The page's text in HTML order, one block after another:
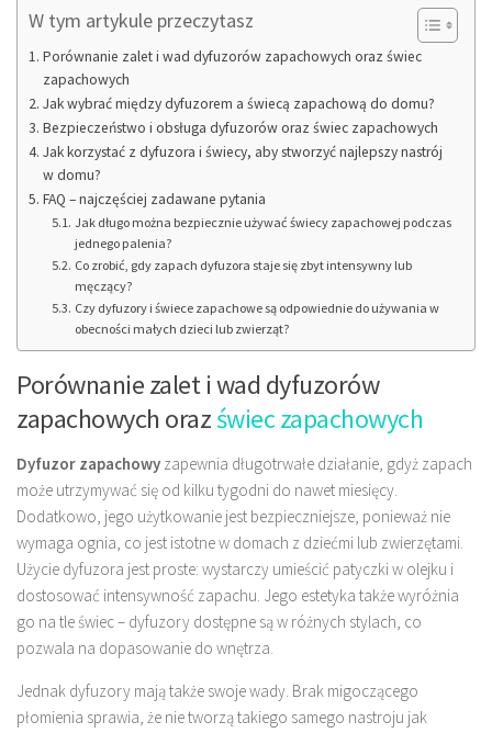
W tym artykule przeczytasz
Porównanie zalet i wad dyfuzorów zapachowych oraz świec
zapachowych
Jak wybrać między dyfuzorem a świecą zapachową do domu?
Bezpieczeństwo i obsługa dyfuzorów oraz świec zapachowych
Jak korzystać z dyfuzora i świecy, aby stworzyć najlepszy nastrój
w domu?
FAQ – najczęściej zadawane pytania
Jak długo można bezpiecznie używać świecy zapachowej podczas
jednego palenia?
Co zrobić, gdy zapach dyfuzora staje się zbyt intensywny lub
męczący?
Czy dyfuzory i świece zapachowe są odpowiednie do używania w
obecności małych dzieci lub zwierząt?
Porównanie zalet i wad dyfuzorów
zapachowych orazświec zapachowych
Dyfuzor zapachowy zapewnia długotrwałe działanie, gdyż zapach
może utrzymywać się od kilku tygodni do nawet miesięcy.
Dodatkowo, jego użytkowanie jest bezpieczniejsze, ponieważ nie
wymaga ognia, co jest istotne w domach z dziećmi lub zwierzętami.
Użycie dyfuzora jest proste: wystarczy umieścić patyczki w olejku i
dostosować intensywność zapachu. Jego estetyka także wyróżnia
go na tle świec – dyfuzory dostępne są w różnych stylach, co
pozwala na dopasowanie do wnętrza.
Jednak dyfuzory mają także swoje wady. Brak migoczącego
płomienia sprawia, że nie tworzą takiego samego nastroju jak